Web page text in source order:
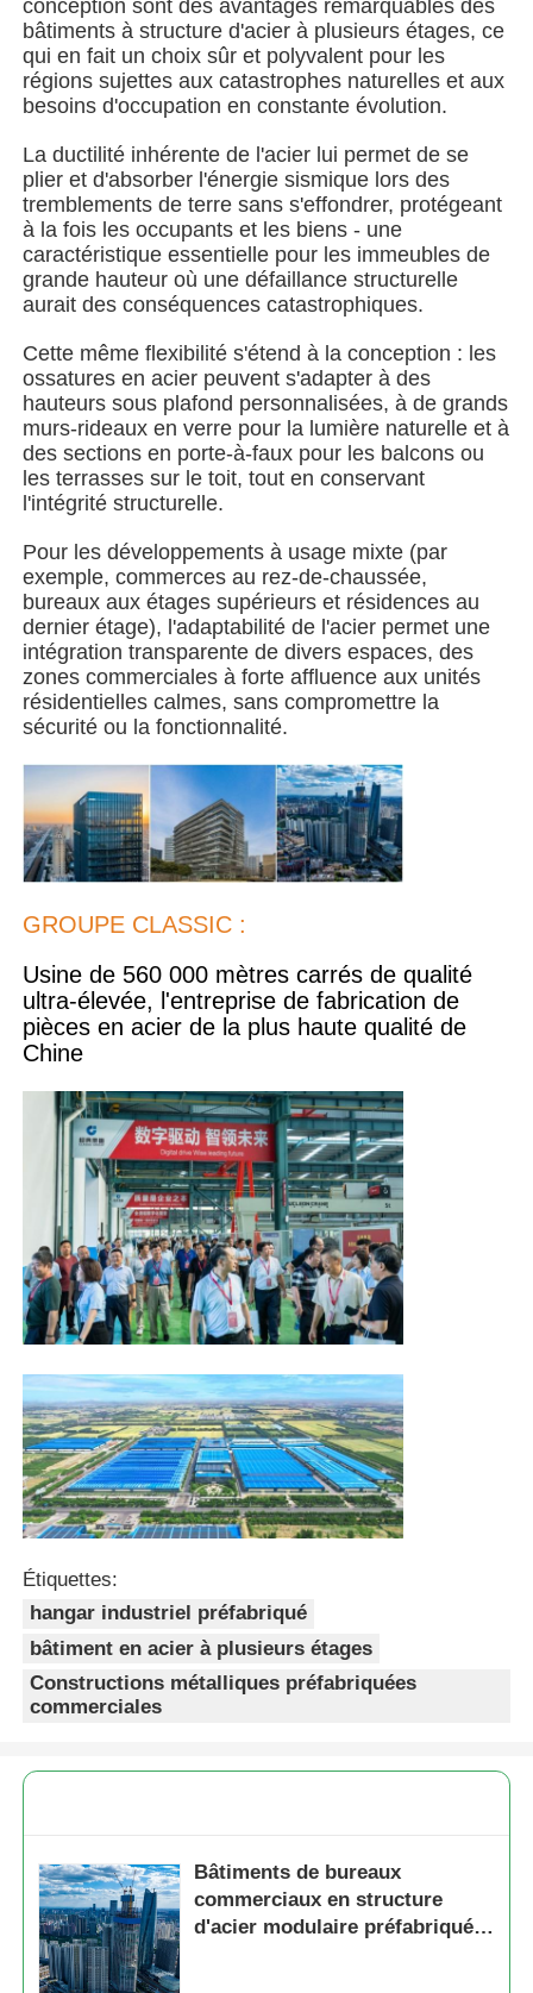
A propos de nous
Visite d'usine
Contrôle de la qualité
Contact
nouvelles
Tous les cas
Demande de soumission
Bâtiment de structure en acier
Atelier de structure en acier
Entrepôt de structures en acier
Pont de structure en acier
bureau de structure en acier
Poulailler à structure métallique
Structure en acier à plusieurs étages
Structure en acier industriel
Bâtiment public en acier
Structure de l'acier commercial
Structure en acier préfabriqué
conception sont des avantages remarquables des
bâtiments à structure d'acier à plusieurs étages, ce
qui en fait un choix sûr et polyvalent pour les
régions sujettes aux catastrophes naturelles et aux
besoins d'occupation en constante évolution.
La ductilité inhérente de l'acier lui permet de se
plier et d'absorber l'énergie sismique lors des
tremblements de terre sans s'effondrer, protégeant
à la fois les occupants et les biens - une
caractéristique essentielle pour les immeubles de
grande hauteur où une défaillance structurelle
aurait des conséquences catastrophiques.
Cette même flexibilité s'étend à la conception : les
ossatures en acier peuvent s'adapter à des
hauteurs sous plafond personnalisées, à de grands
murs-rideaux en verre pour la lumière naturelle et à
des sections en porte-à-faux pour les balcons ou
les terrasses sur le toit, tout en conservant
l'intégrité structurelle.
Pour les développements à usage mixte (par
exemple, commerces au rez-de-chaussée,
bureaux aux étages supérieurs et résidences au
dernier étage), l'adaptabilité de l'acier permet une
intégration transparente de divers espaces, des
zones commerciales à forte affluence aux unités
résidentielles calmes, sans compromettre la
sécurité ou la fonctionnalité.
GROUPE CLASSIC :
Usine de 560 000 mètres carrés de qualité
ultra-élevée, l'entreprise de fabrication de
pièces en acier de la plus haute qualité de
Chine
Étiquettes:
hangar industriel préfabriqué
bâtiment en acier à plusieurs étages
Constructions métalliques préfabriquées
commerciales
Bâtiments de bureaux
commerciaux en structure
d'acier modulaire préfabriquée